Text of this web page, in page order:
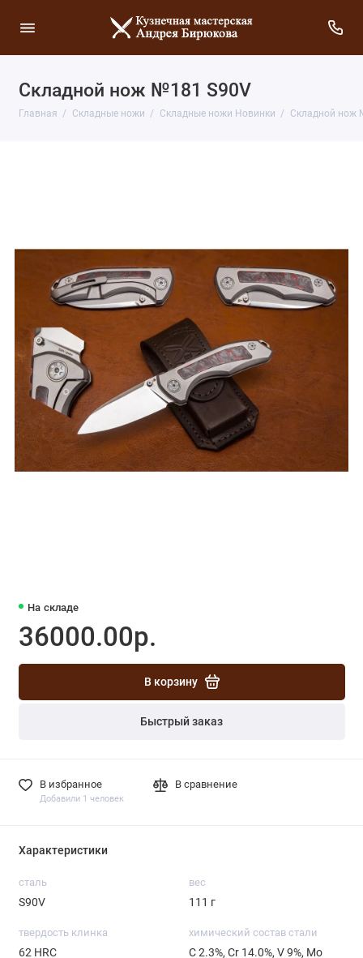
Складной нож №181 S90V
Главная Складные ножи Складные ножи Новинки Складной нож
На складе
36000.00р.
В корзину
Быстрый заказ
В избранное
Добавили 1 человек
В сравнение
Характеристики
сталь
S90V
вес
111 г
твердость клинка
62 HRC
химический состав стали
С 2.3%, Cr 14.0%, V 9%, Mo